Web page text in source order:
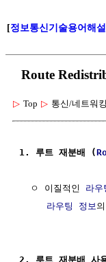
[정보통신기술용어해설
Route
▷ Top ▷ 통신/네트워킹
1. 루트 재분배 (
  ㅇ 이질적인
라
라우팅
정보
2. 루트 재분배 사